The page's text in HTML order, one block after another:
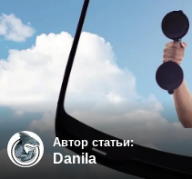
Автор статьи:
Danila